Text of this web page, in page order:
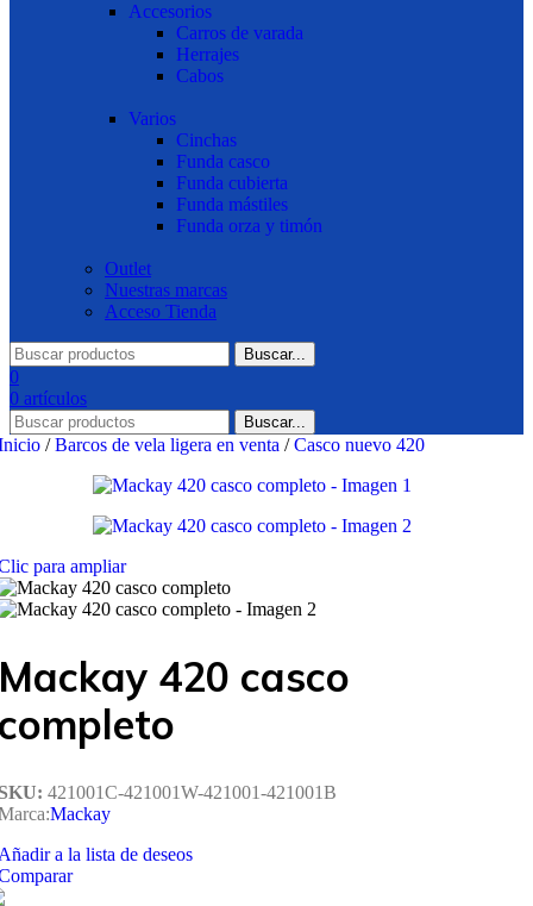
Accesorios
Carros de varada
Herrajes
Cabos
Varios
Cinchas
Funda casco
Funda cubierta
Funda mástiles
Funda orza y timón
Outlet
Nuestras marcas
Acceso Tienda
Buscar...
0
0 artículos
Buscar...
/ Barcos de vela ligera en venta / Casco nuevo 420
para ampliar
420 casco
421001C-421001W-421001-421001B
Mackay
a la lista de deseos